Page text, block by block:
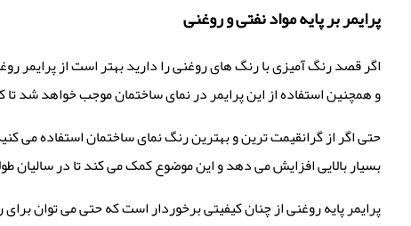
پرایمر بر پایه مواد نفتی و روغنی
اگر قصد رنگ آمیزی با رنگ های روغنی را دارید بهتر است از پرایمر
و همچنین استفاده از این پرایمر در نمای ساختمان موجب خواهد شد
حتی اگر از گرانقیمت ترین و بهترین رنگ نمای ساختمان استفاده می
بسیار بالایی افزایش می دهد و این موضوع کمک می کند تا در سالیان
پرایمر پایه روغنی از چنان کیفیتی برخوردار است که حتی می توان